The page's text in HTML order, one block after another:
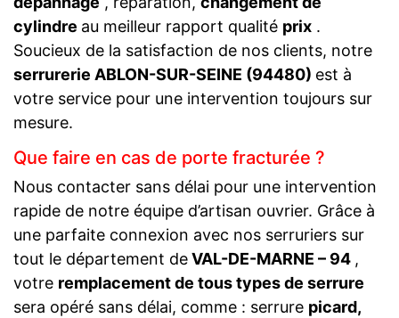
cylindre au meilleur rapport qualité prix .
Soucieux de la satisfaction de nos clients, notre
serrurerie ABLON-SUR-SEINE (94480) est à
votre service pour une intervention toujours sur
mesure.
Que faire en cas de porte fracturée ?
Nous contacter sans délai pour une intervention
rapide de notre équipe d’artisan ouvrier. Grâce à
une parfaite connexion avec nos serruriers sur
tout le département deVAL-DE-MARNE – 94 ,
votre remplacement de tous types de serrure
sera opéré sans délai, comme : serrure picard,